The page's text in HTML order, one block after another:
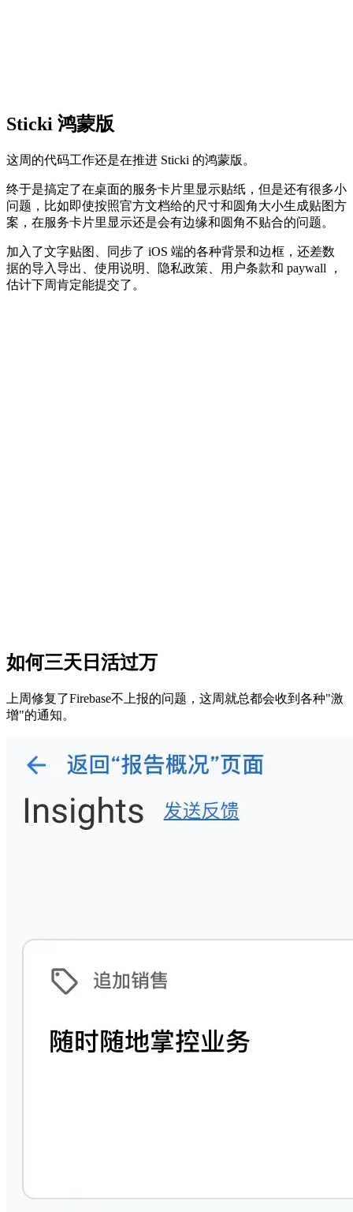
Sticki 鸿蒙版
这周的代码工作还是在推进 Sticki 的鸿蒙版。
终于是搞定了在桌面的服务卡片里显示贴纸，但是还有很多小
问题，比如即使按照官方文档给的尺寸和圆角大小生成贴图方
案，在服务卡片里显示还是会有边缘和圆角不贴合的问题。
加入了文字贴图、同步了 iOS 端的各种背景和边框，还差数
据的导入导出、使用说明、隐私政策、用户条款和 paywall ，
估计下周肯定能提交了。
如何三天日活过万
上周修复了Firebase不上报的问题，这周就总都会收到各种"激
增"的通知。